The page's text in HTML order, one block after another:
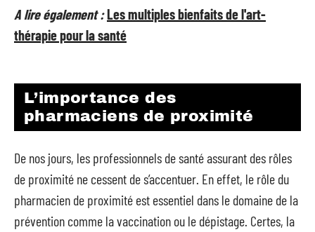
A lire également :Les multiples bienfaits de l'art-
thérapie pour la santé
L’importance des
pharmaciens de proximité
De nos jours, les professionnels de santé assurant des rôles
de proximité ne cessent de s’accentuer. En effet, le rôle du
pharmacien de proximité est essentiel dans le domaine de la
prévention comme la vaccination ou le dépistage. Certes, la